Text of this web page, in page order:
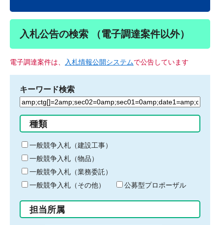
入札公告の検索 （電子調達案件以外）
電子調達案件は、 入札情報公開システムで公告しています
キーワード検索
検
る
キ
ー
ワ
ー
ド
入
力
種類
一般競争入札（建設工事）
一般競争入札（物品）
一般競争入札（業務委託）
一般競争入札（その他）
公募型プロポーザル
担当所属